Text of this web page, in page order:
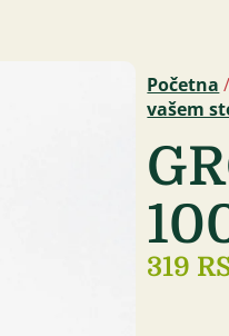
Početna /
vašem
319